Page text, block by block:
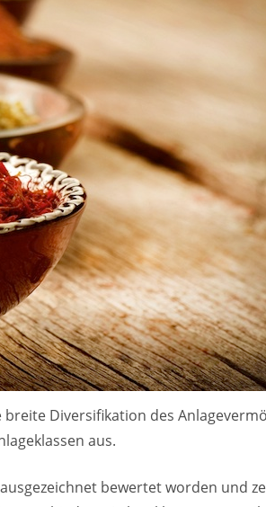
Diversifikation des
aus.
bewertet worden und